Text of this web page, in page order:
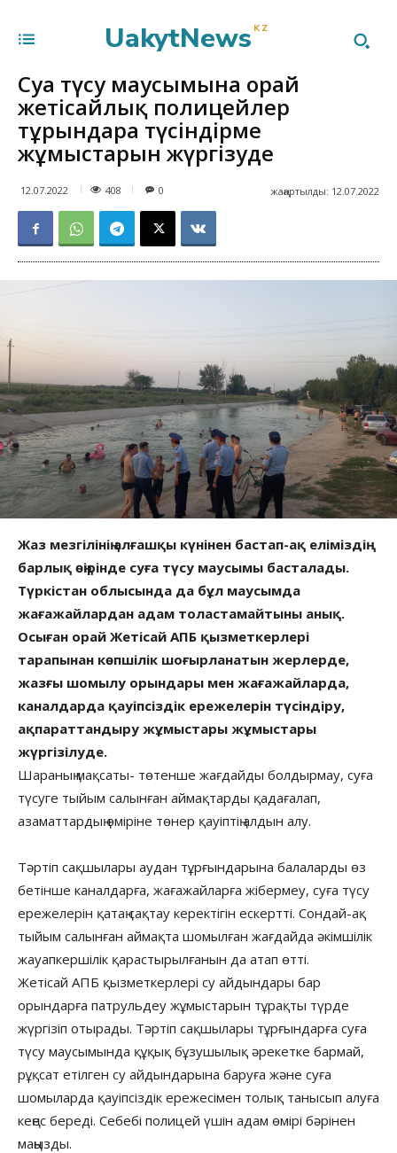
UakytNews KZ
Суға түсу маусымына орай
жетісайлық полицейлер
тұрғындарға түсіндірме
жұмыстарын жүргізуде
12.07.2022 408 жаңартылды: 12.07.2022
0
Жаз мезгілінің алғашқы күнінен бастап-ақ еліміздің
барлық өңірінде суға түсу маусымы басталады.
Түркістан облысында да бұл маусымда
жағажайлардан адам толастамайтыны анық.
Осыған орай Жетісай АПБ қызметкерлері
тарапынан көпшілік шоғырланатын жерлерде,
жазғы шомылу орындары мен жағажайларда,
каналдарда қауіпсіздік ережелерін түсіндіру,
ақпараттандыру жұмыстары жұмыстары
жүргізілуде.
Шараның мақсаты- төтенше жағдайды болдырмау, суға
түсуге тыйым салынған аймақтарды қадағалап,
азаматтардың өміріне төнер қауіптің алдын алу.
Тәртіп сақшылары аудан тұрғындарына балаларды өз
бетінше каналдарға, жағажайларға жібермеу, суға түсу
ережелерін қатаң сақтау керектігін ескертті. Сондай-ақ
тыйым салынған аймақта шомылған жағдайда әкімшілік
жауапкершілік қарастырылғанын да атап өтті.
Жетісай АПБ қызметкерлері су айдындары бар
орындарға патрульдеу жұмыстарын тұрақты түрде
жүргізіп отырады. Тәртіп сақшылары тұрғындарға суға
түсу маусымында құқық бұзушылық әрекетке бармай,
рұқсат етілген су айдындарына баруға және суға
шомыларда қауіпсіздік ережесімен толық танысып алуға
кеңес береді. Себебі полицей үшін адам өмірі бәрінен
маңызды.